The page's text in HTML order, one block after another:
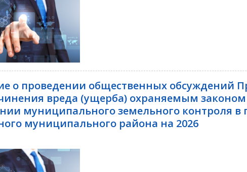
о проведении общественных обсуждений
вреда (ущерба) охраняемым
муниципального земельного контроля в
муниципального района на 2026